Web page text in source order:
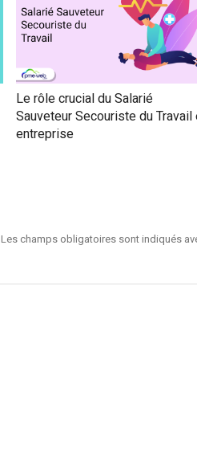
Le rôle crucial du Salarié
Sauveteur Secouriste du Travail
entreprise
Les champs obligatoires sont indiqués